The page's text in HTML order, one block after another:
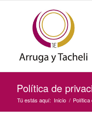
Política de
Tú estás aquí: Inicio / Política